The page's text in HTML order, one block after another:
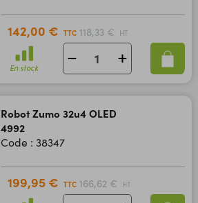
142,00 € TTC 118,33 € HT
En stock
Robot Zumo 32u4 OLED
4992
Code : 38347
199,95 € TTC 166,62 € HT